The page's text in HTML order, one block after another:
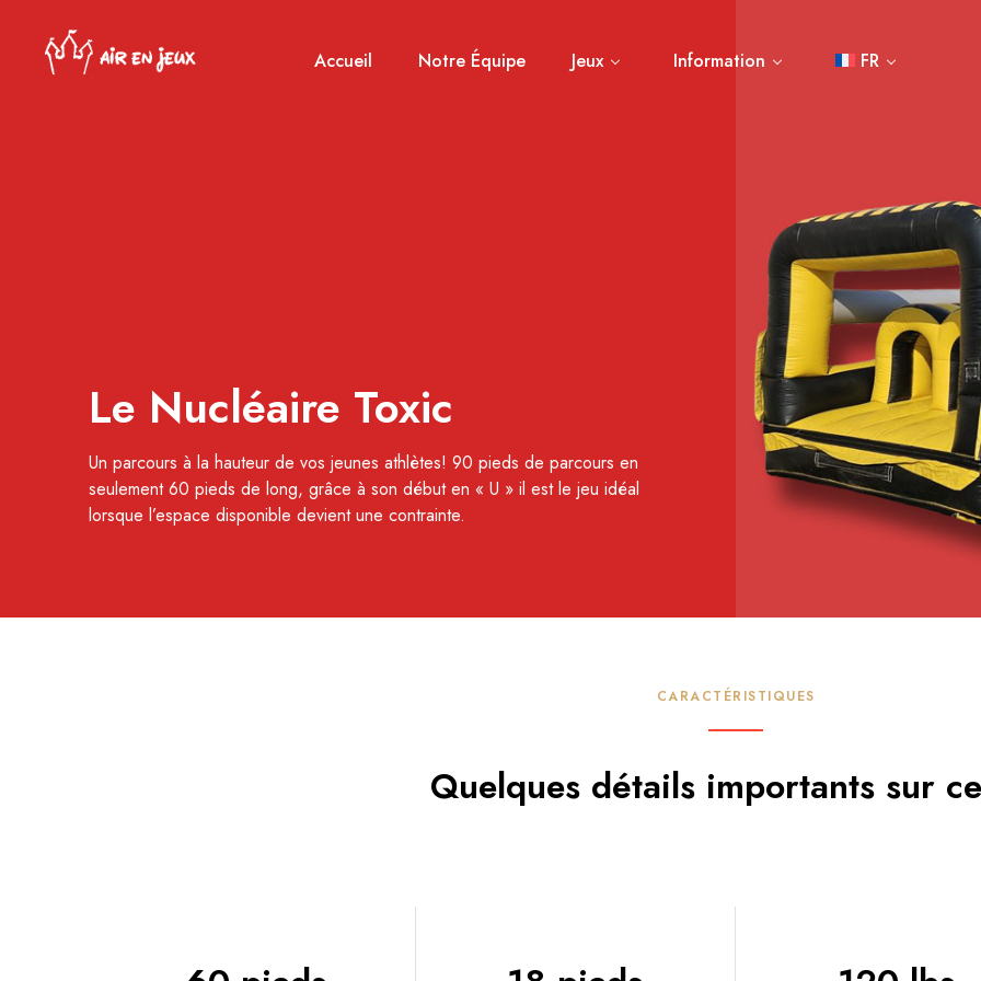
Accueil Notre Équipe Jeux Information FR
Le Nucléaire Toxic
Un parcours à la hauteur de vos jeunes athlètes! 90 pieds de parcours en
seulement 60 pieds de long, grâce à son début en « U » il est le jeu idéal
lorsque l’espace disponible devient une contrainte.
CARACTÉRISTIQUES
Quelques détails importants sur